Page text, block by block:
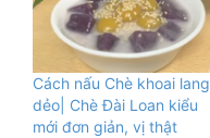
Cách nấu Chè khoai lang
dẻo| Chè Đài Loan kiểu
mới đơn giản, vị thật